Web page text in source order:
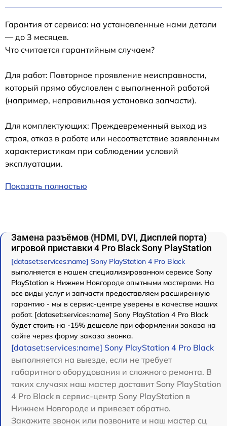
Гарантия от сервиса: на установленные нами детали
— до 3 месяцев.
Что считается гарантийным случаем?
Для работ: Повторное проявление неисправности,
который прямо обусловлен с выполненной работой
(например, неправильная установка запчасти).
Для комплектующих: Преждевременный выход из
строя, отказ в работе или несоответствие заявленным
характеристикам при соблюдении условий
эксплуатации.
Показать полностью
Замена разъёмов (HDMI, DVI, Дисплей порта)
игровой приставки 4 Pro Black Sony PlayStation
[dataset:services:name] Sony PlayStation 4 Pro Black
выполняется в нашем специализированном сервисе Sony
PlayStation в Нижнем Новгороде опытными мастерами. На
все виды услуг и запчасти предоставляем расширенную
гарантию - мы в сервис-центре уверены в качестве наших
работ. [dataset:services:name] Sony PlayStation 4 Pro Black
будет стоить на -15% дешевле при оформлении заказа на
сайте через форму заказа звонка.
[dataset:services:name] Sony PlayStation 4 Pro Black
выполняется на выезде, если не требует
габаритного оборудования и сложного ремонта. В
таких случаях наш мастер доставит Sony PlayStation
4 Pro Black в сервис-центр Sony PlayStation в
Нижнем Новгороде и привезет обратно.
Закажите звонок или позвоните и наш мастер сц